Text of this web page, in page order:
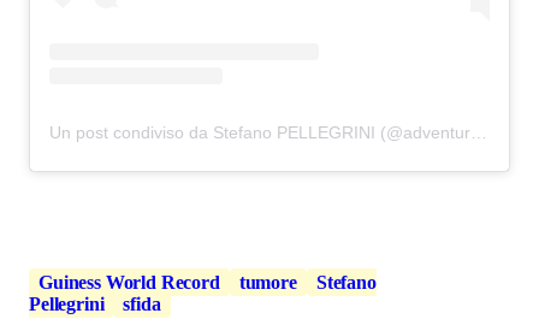
Guiness World Record tumore
Stefano
Pellegrini
sfida